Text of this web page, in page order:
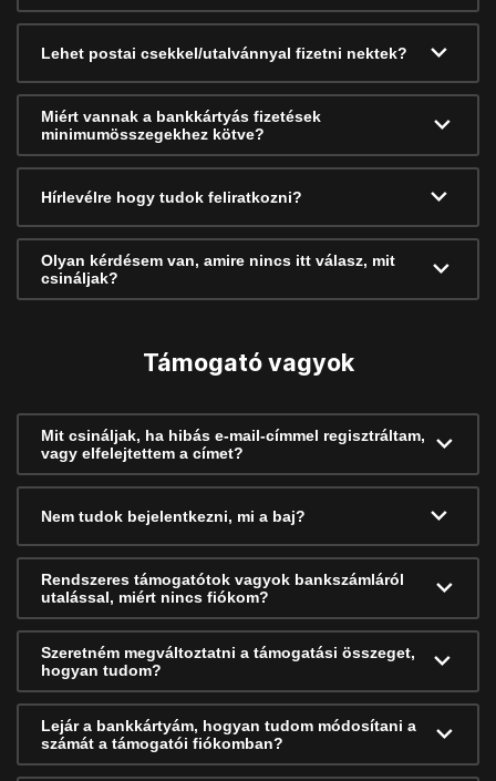
Lehet postai csekkel/utalvánnyal fizetni nektek?
Miért vannak a bankkártyás fizetések
minimumösszegekhez kötve?
Hírlevélre hogy tudok feliratkozni?
Olyan kérdésem van, amire nincs itt válasz, mit
csináljak?
Támogató vagyok
Mit csináljak, ha hibás e-mail-címmel regisztráltam,
vagy elfelejtettem a címet?
Nem tudok bejelentkezni, mi a baj?
Rendszeres támogatótok vagyok bankszámláról
utalással, miért nincs fiókom?
Szeretném megváltoztatni a támogatási összeget,
hogyan tudom?
Lejár a bankkártyám, hogyan tudom módosítani a
számát a támogatói fiókomban?